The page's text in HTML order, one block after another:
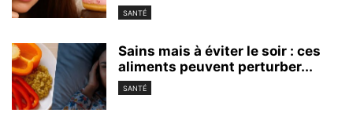
SANTÉ
Sains mais à éviter le soir : ces
aliments peuvent perturber...
SANTÉ